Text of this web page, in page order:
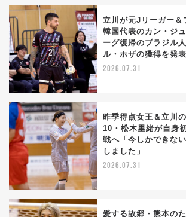
立川が元Jリーガー＆
韓国代表のカン・ジ
ーグ復帰のブラジル
ル・ホザの獲得を発表
2026.07.31
昨季得点女王＆立川
10・松木里緒が自身
戦へ「今しかできな
しました」
2026.07.31
愛する故郷・熊本の